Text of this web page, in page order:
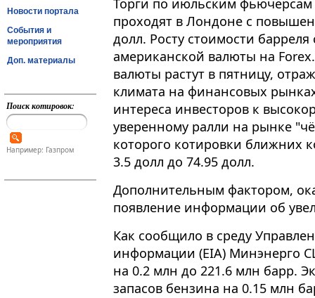
Новости портала
События и
мероприятия
Доп. материалы
Поиск котировок:
Например: Газпром
Торги по июльским фьючерсам
проходят в Лондоне с
долл. Росту стоимости барреля
американской валюты на
валюты растут в пятницу,
климата на финансовых
интереса инвесторов к
уверенному ралли на рынке
которого котировки ближних
3.5 долл до 74.95 долл.
Дополнительным фактором,
появление информации об
Как сообщило в среду
информации (EIA) Минэнерго
на 0.2 млн до 221.6 млн барр.
запасов бензина на 0.15 млн